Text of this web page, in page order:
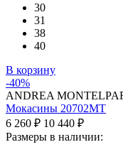
30
31
38
40
В корзину
-40%
ANDREA
Мокасины 20702MT
6 260 ₽ 10 440 ₽
Размеры в наличии: